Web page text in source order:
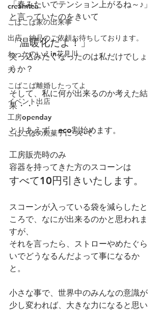
creamtea
こばこば家の出来事
出店、納品のご依頼お待ちしております。
わっかのいえin花見川
夫
こばこば離婚したってよ
イベント出店
工房openday
こばこばの焼菓子について
「春みたいでテンション上がるね～♪」
と言っていたのをきいて
「温暖化だよ！」
突っ込みたくなったのは私だけでしょ
うか？
そして、私に何が出来るのか考えた結
果・・・
とりあえず、eco割始めます。
工房販売時のみ
容器を持ってきた方のスコーンは
すべて10円引きいたします。
スコーンが入っている袋を減らしたと
ころで、なにが出来るのかと思われま
すが、
それを言ったら、ストローやめたぐら
いでどうなるんだよって事になるか
と。
小さな事で、世界中のみんなの意識が
少し変われば、大きな力になると思い